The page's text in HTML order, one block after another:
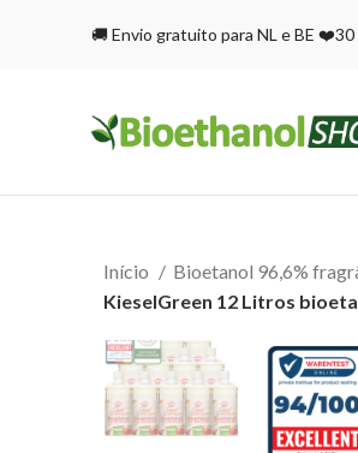
🚚 Envio gratuito para NL e BE
Início Bioetanol 96,6%
KieselGreen 12 Litros